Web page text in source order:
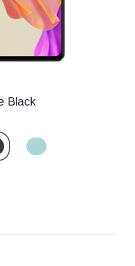
Black